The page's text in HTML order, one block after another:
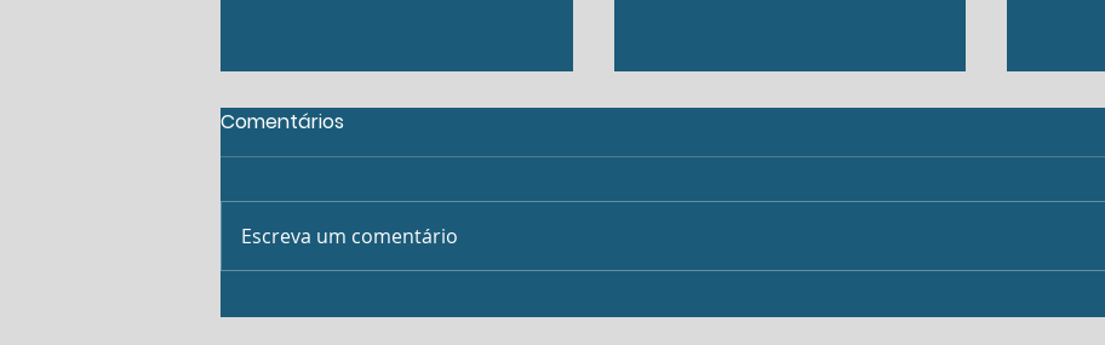
Padronização: O segredo
Gestão do Fluxo de Caixa:
Comentários
Escreva um comentário